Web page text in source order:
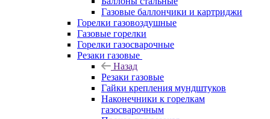
Газовые баллончики и картриджи
Горелки газовоздушные
Газовые горелки
Горелки газосварочные
Резаки газовые
Назад
Резаки газовые
Гайки крепления мундштуков
Наконечники к горелкам
газосварочным